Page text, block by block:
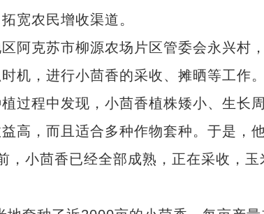
宽农民增收渠道。
克苏市柳源农场片区管委会永兴村
机，进行小茴香的采收、摊晒等工作。
程中发现，小茴香植株矮小、生长
高，而且适合多种作物套种。于是，
，小茴香已经全部成熟，正在采收，